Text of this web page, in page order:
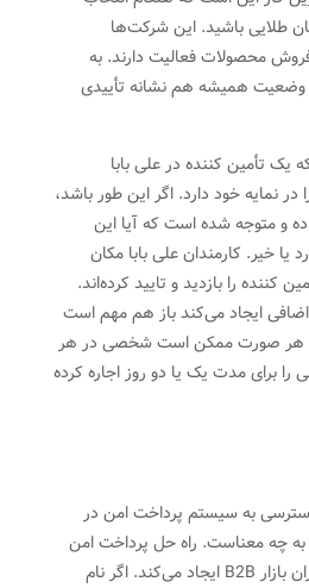
طلایی باشید. این شرکت‌ها
محصولات فعالیت دارند. به
وضعیت همیشه هم نشانه تأییدی
تأمین کننده در علی بابا
نمایه خود دارد. اگر این طور باشد،
و متوجه شده است که آیا این
خیر. کارمندان علی بابا مکان
کننده را بازدید و تایید کرده‌اند.
اضافی ایجاد می‌کند باز هم مهم است
به هر صورت ممکن است شخصی در هر
را برای مدت یک یا دو روز اجاره کرده
به سیستم پرداخت امن در
به چه معناست. راه حل پرداخت امن
توهم امنیت را برای خریداران بازار B2B ایجاد می‌کند. اگر نام